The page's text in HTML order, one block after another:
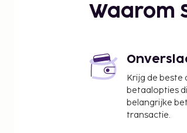
Cengkareng golfclub - 18,3 km
Winkelcentrum Emporium Pluit -
Mesjid Jami Angke Al-Anwar - 21,9
De dichtstbijgelegen grootste
Jakarta (CGK-Soekarno-Hatta
Jakarta (HLP-Halim
Waarom
Krijg de beste
betaalopties
belangrijke
transactie.